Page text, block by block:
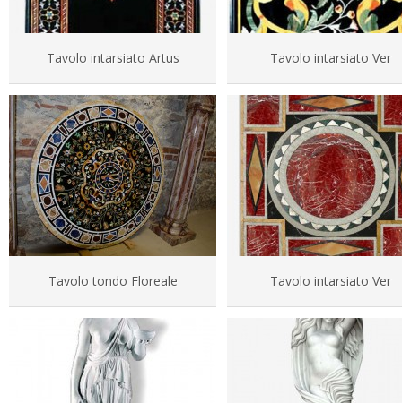
Tavolo intarsiato Artus Tavolo intarsiato Ver
Tavolo tondo Floreale Tavolo intarsiato Ver